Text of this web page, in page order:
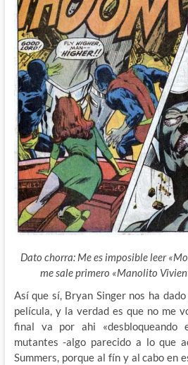
Dato chorra: Me es imposible leer
me sale primero «Manolito
Así que sí, Bryan Singer nos ha
película, y la verdad es que no me
final va por ahi «desbloqueando
mutantes -algo parecido a lo que
Summers, porque al fín y al cabo en